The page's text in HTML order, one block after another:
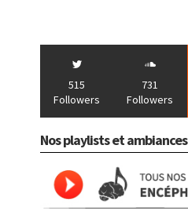
515
Followers
731
Followers
Nos playlists et ambiances